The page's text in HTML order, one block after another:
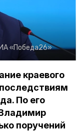
ИА «Победа26»
краевого
По его
поручений